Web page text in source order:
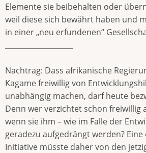
Elemente sie beibehalten oder
weil diese sich bewährt haben und
in einer „neu erfundenen“
Nachtrag: Dass afrikanische
Kagame freiwillig von
unabhängig machen, darf heute
Denn wer verzichtet schon freiwillig
wenn sie ihm – wie im Falle der
geradezu aufgedrängt werden?
Initiative müsste daher von den